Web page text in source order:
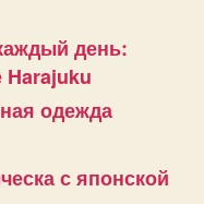
день:
Harajuku
одежда
с японской